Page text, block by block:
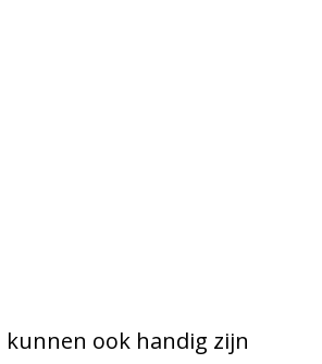
ook handig zijn